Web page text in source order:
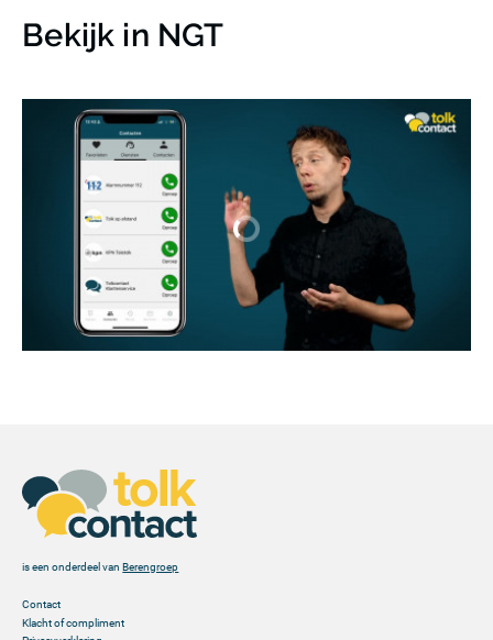
Bekijk in NGT
is een onderdeel vanBerengroep
Contact
Klacht of compliment